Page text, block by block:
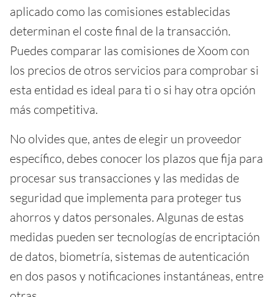
aplicado como las comisiones establecidas
determinan el coste final de la transacción.
Puedes comparar las comisiones de Xoom con
los precios de otros servicios para comprobar si
esta entidad es ideal para ti o si hay otra opción
más competitiva.
No olvides que, antes de elegir un proveedor
específico, debes conocer los plazos que fija para
procesar sus transacciones y las medidas de
seguridad que implementa para proteger tus
ahorros y datos personales. Algunas de estas
medidas pueden ser tecnologías de encriptación
de datos, biometría, sistemas de autenticación
en dos pasos y notificaciones instantáneas, entre